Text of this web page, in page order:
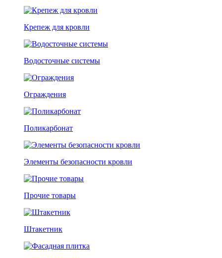
Крепеж для кровли
Водосточные системы
Ограждения
Поликарбонат
Элементы безопасности кровли
Прочие товары
Штакетник